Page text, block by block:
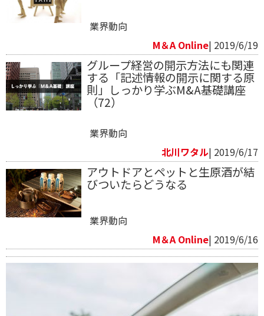
業界動向
M＆A Online| 2019/6/19
グループ経営の開示方法にも関連
する「記述情報の開示に関する原
則」しっかり学ぶM&A基礎講座
（72）
業界動向
北川ワタル| 2019/6/17
アウトドアとペットと生原酒が結
びついたらどうなる
業界動向
M＆A Online| 2019/6/16